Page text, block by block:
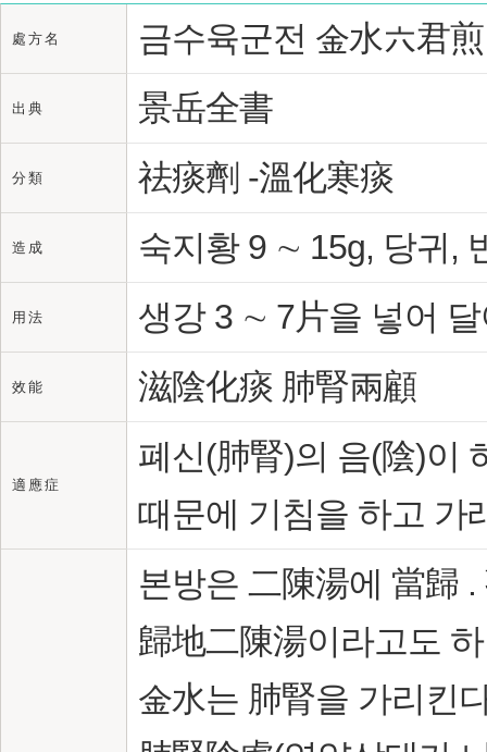
處 方 名 금수육군전 金水六君煎
出 典 景岳全書
分 類 祛痰劑 -溫化寒痰
造 成 숙지황 9 ∼ 15g, 당귀,
用 法 생강 3 ∼ 7片을 넣어
效 能 滋陰化痰 肺腎兩顧
適 應 症
폐신(肺腎)의 음(陰)이
때문에 기침을 하고 가
본방은 二陳湯에 當歸
歸地二陳湯이라고도
金水는 肺腎을 가리킨